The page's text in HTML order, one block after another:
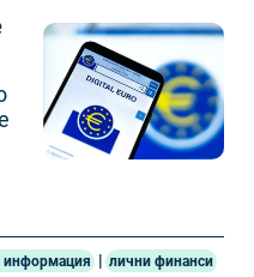
информация | лични финанси